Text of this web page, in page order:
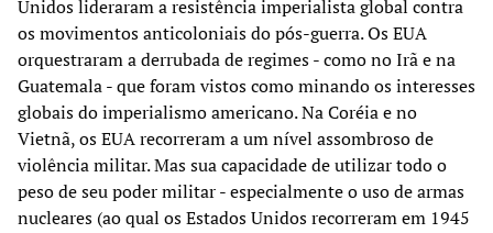
Unidos lideraram a resistência imperialista global contra
os movimentos anticoloniais do pós-guerra. Os EUA
orquestraram a derrubada de regimes - como no Irã e na
Guatemala - que foram vistos como minando os interesses
globais do imperialismo americano. Na Coréia e no
Vietnã, os EUA recorreram a um nível assombroso de
violência militar. Mas sua capacidade de utilizar todo o
peso de seu poder militar - especialmente o uso de armas
nucleares (ao qual os Estados Unidos recorreram em 1945